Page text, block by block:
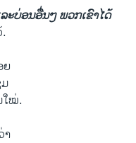
ະບ່ອນອື່ນໆ ພວກເຂົາໄດ້
ໃໝ່.